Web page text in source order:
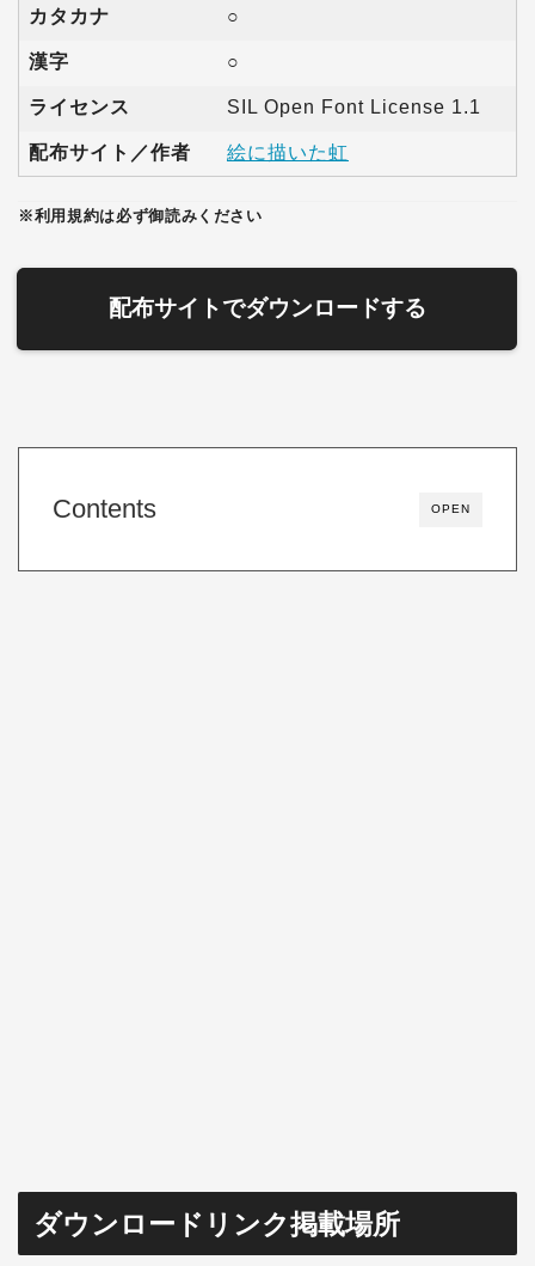
カタカナ ○
漢字 ○
ライセンス SIL Open Font License 1.1
配布サイト／作者 絵に描いた虹
※利用規約は必ず御読みください
配布サイトでダウンロードする
OPEN
Contents
ダウンロードリンク掲載場所